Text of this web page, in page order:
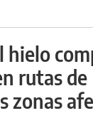
hielo
rutas de
zonas